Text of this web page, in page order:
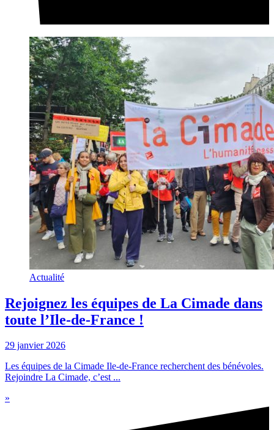
Actualité
Rejoignez les équipes de La Cimade dans
toute l’Ile-de-France !
29 janvier 2026
Les équipes de la Cimade Ile-de-France recherchent des bénévoles.
Rejoindre La Cimade, c’est ...
»